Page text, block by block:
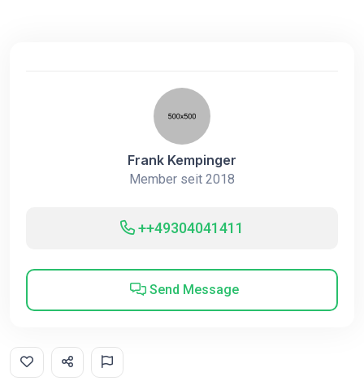
Frank Kempinger
Member seit 2018
++49304041411
Send Message